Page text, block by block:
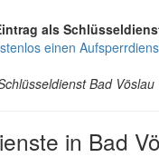
als
einen
Bad Vöslau
in Bad